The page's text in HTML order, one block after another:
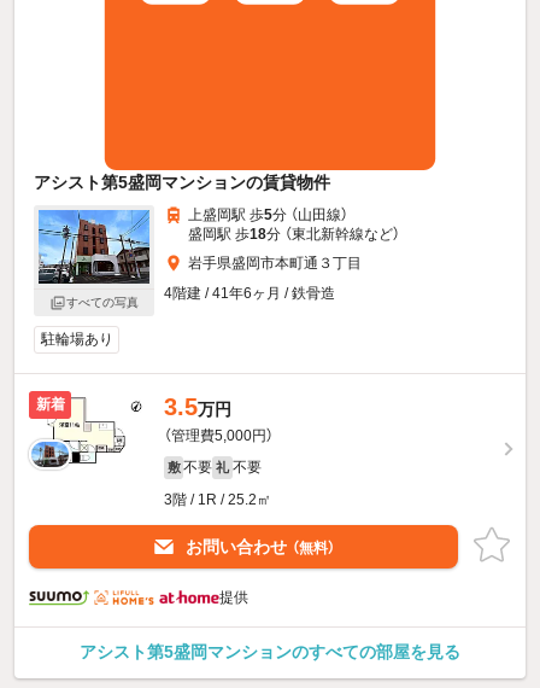
アシスト第5盛岡マンションの賃貸物件
すべての写真
上盛岡駅 歩5分 （山田線）
盛岡駅 歩18分 （東北新幹線など）
岩手県盛岡市本町通３丁目
4階建 / 41年6ヶ月 / 鉄骨造
駐輪場あり
新着 3.5万円
（管理費5,000円）
敷 不要 礼 不要
3階 / 1R / 25.2㎡
お問い合わせ （無料）
提供
アシスト第5盛岡マンションのすべての部屋を見る